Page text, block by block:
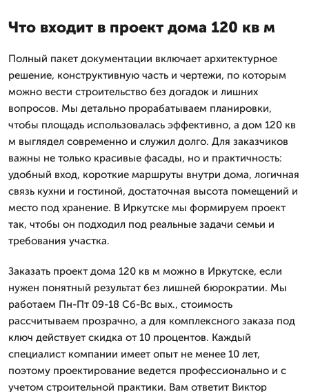
Что входит в проект дома 120 кв м
Полный пакет документации включает архитектурное
решение, конструктивную часть и чертежи, по которым
можно вести строительство без догадок и лишних
вопросов. Мы детально прорабатываем планировки,
чтобы площадь использовалась эффективно, а дом 120 кв
м выглядел современно и служил долго. Для заказчиков
важны не только красивые фасады, но и практичность:
удобный вход, короткие маршруты внутри дома, логичная
связь кухни и гостиной, достаточная высота помещений и
место под хранение. В Иркутске мы формируем проект
так, чтобы он подходил под реальные задачи семьи и
требования участка.
Заказать проект дома 120 кв м можно в Иркутске, если
нужен понятный результат без лишней бюрократии. Мы
работаем Пн-Пт 09-18 Сб-Вс вых., стоимость
рассчитываем прозрачно, а для комплексного заказа под
ключ действует скидка от 10 процентов. Каждый
специалист компании имеет опыт не менее 10 лет,
поэтому проектирование ведется профессионально и с
учетом строительной практики. Вам ответит Виктор